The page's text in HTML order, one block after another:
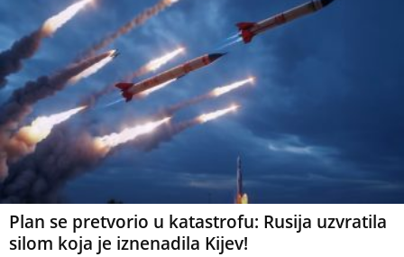
Plan se pretvorio u katastrofu: Rusija uzvratila
silom koja je iznenadila Kijev!